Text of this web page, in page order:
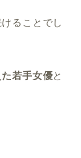
ることでし
若手女優と